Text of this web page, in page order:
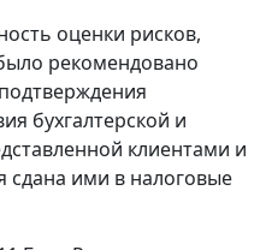
оценки рисков,
рекомендовано
бухгалтерской и
клиентами и
сдана ими в налоговые